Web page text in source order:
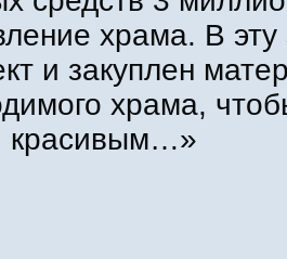
храма. В эту
и закуплен
храма,
красивым…»